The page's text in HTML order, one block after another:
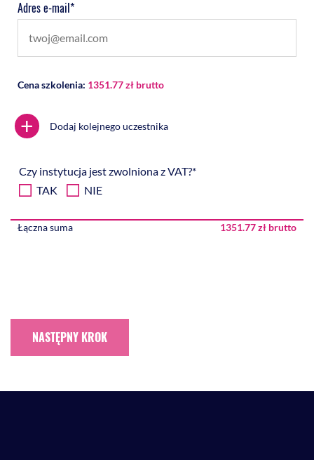
Adres e-mail*
Cena szkolenia: 1351.77 zł brutto
+ Dodaj kolejnego uczestnika
Czy instytucja jest zwolniona z VAT?*
TAK
NIE
Łączna suma 1351.77 zł brutto
NASTĘPNY KROK